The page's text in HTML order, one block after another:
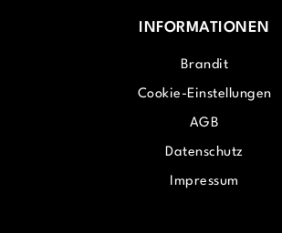
INFORMATIONEN
Brandit
Cookie-Einstellungen
AGB
Datenschutz
Impressum